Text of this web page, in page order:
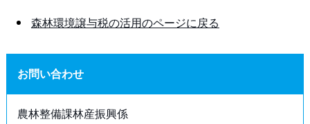
森林環境譲与税の活用のページに戻る
お問い合わせ
農林整備課林産振興係